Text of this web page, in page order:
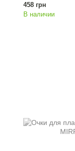
458 грн
В наличии